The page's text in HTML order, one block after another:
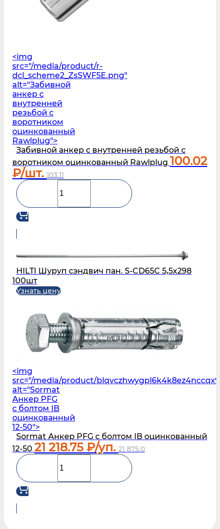
<img
src="/media/product/r-
dcl_scheme2_ZsSWF5E.png"
alt="Забивной
анкер с
внутренней
резьбой с
воротником
оцинкованный
Rawlplug">
Забивной анкер с внутренней резьбой с
воротником оцинкованный Rawlplug 100.02
₽/шт. 103.11
HILTI Шуруп сэндвич пан. S-CD65C 5,5x298
100шт
Узнать цену
<img
src="/media/product/
alt="Sormat
Анкер PFG
с болтом IB
оцинкованный
12-50">
Sormat Анкер PFG с болтом IB оцинкованный
12-50 21 218.75 ₽/уп. 21 875.0